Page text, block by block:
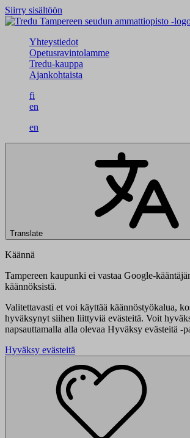
Siirry sisältöön
Yhteystiedot
Opetusravintolamme
Tredu-kauppa
Ajankohtaista
fi
en
en
Translate
Käännä
Tampereen kaupunki ei vastaa Google-
käännöksistä.
Valitettavasti et voi käyttää käännöstyökalua,
hyväksynyt siihen liittyviä evästeitä. Voit
napsauttamalla alla olevaa Hyväksy evästeitä -
Hyväksy evästeitä